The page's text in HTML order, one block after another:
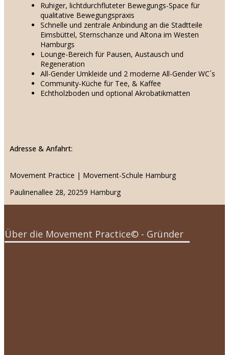
Ruhiger, lichtdurchfluteter Bewegungs-Space für
qualitative Bewegungspraxis
Schnelle und zentrale Anbindung an die Stadtteile
Eimsbüttel, Sternschanze und Altona im Westen
Hamburgs
Lounge-Bereich für Pausen, Austausch und
Regeneration
All-Gender Umkleide und 2 moderne All-Gender WC´s
Community-Küche für Tee, & Kaffee
Echtholzboden und optional Akrobatikmatten
Adresse & Anfahrt:
Movement Practice | Movement-Schule Hamburg
Paulinenallee 28, 20259 Hamburg
Über die Movement Practice© - Gründer